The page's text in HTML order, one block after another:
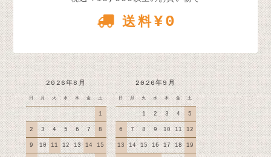
送料¥0
2026年8月
日 月 火 水 木 金 土
1
2 3 4 5 6 7 8
9 10 11 12 13 14 15
2026年9月
日 月 火 水 木 金 土
1 2 3 4 5
6 7 8 9 10 11 12
13 14 15 16 17 18 19